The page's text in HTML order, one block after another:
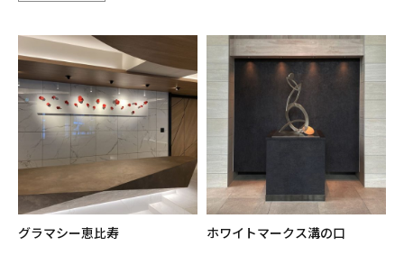
グラマシー恵比寿 ホワイトマークス溝の口